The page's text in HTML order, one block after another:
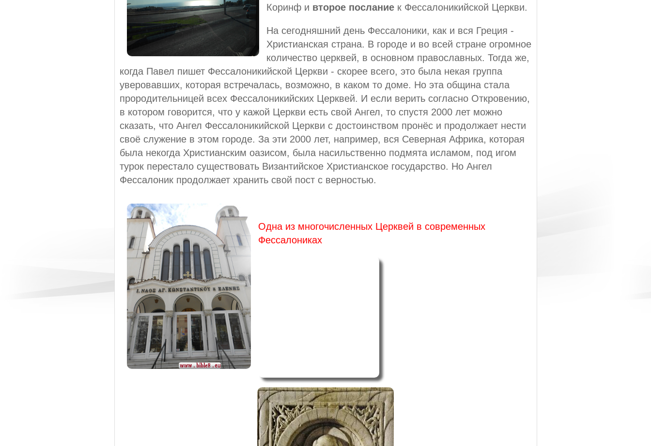
Коринф и второе посланиек Фессалоникийской Церкви.
На сегодняшний день Фессалоники, как и вся Греция -
Христианская страна. В городе и во всей стране огромное
количество церквей, в основном православных. Тогда же,
когда Павел пишет Фессалоникийской Церкви - скорее всего, это была некая группа
уверовавших, которая встречалась, возможно, в каком то доме. Но эта община стала
прородительницей всех Фессалоникийских Церквей. И если верить согласно Откровению,
в котором говорится, что у кажой Церкви есть свой Ангел, то спустя 2000 лет можно
сказать, что Ангел Фессалоникийской Церкви с достоинством пронёс и продолжает нести
своё служение в этом городе. За эти 2000 лет, например, вся Северная Африка, которая
была некогда Христианским оазисом, была насильственно подмята исламом, под игом
турок перестало существовать Византийское Христианское государство. Но Ангел
Фессалоник продолжает хранить свой пост с верностью.
Одна из многочисленных Церквей в современных
Фессалониках